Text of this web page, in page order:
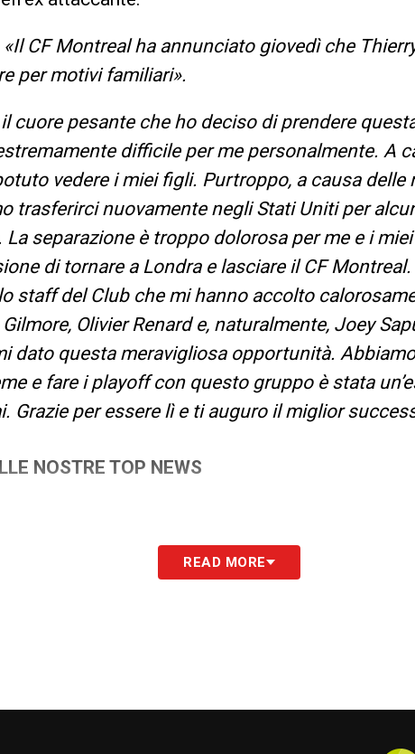
«Il CF Montreal ha annunciato giovedì che
per motivi familiari».
cuore pesante che ho deciso di prendere
difficile per me personalmente. A
vedere i miei figli. Purtroppo, a causa delle
trasferirci nuovamente negli Stati Uniti per
La separazione è troppo dolorosa per me e i
di tornare a Londra e lasciare il CF
staff del Club che mi hanno accolto
Olivier Renard e, naturalmente, Joey
dato questa meravigliosa opportunità.
e fare i playoff con questo gruppo è stata
Grazie per essere lì e ti auguro il miglior
NOSTRE TOP NEWS
READ MORE